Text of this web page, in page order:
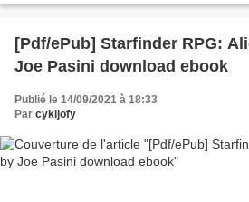
[Pdf/ePub] Starfinder RPG:
Joe Pasini download ebook
Publié le 14/09/2021 à 18:33
Par cykijofy